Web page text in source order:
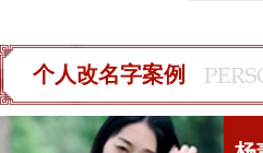
个人改名字案例
订单号为：159****7813 的无先生：